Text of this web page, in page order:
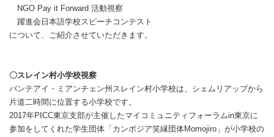
NGO Pay it Forward 活動視察
躍進会日本語学校スピーチコンテスト
について、ご紹介させていただきます。
〇スレイン村小学校視察
バンテアイ・ミアンチェン州スレイン村小学校は、シェムリアップから
片道二時間に位置する小学校です。
2017年PICC東京支部が主催したマイコミュニティフォーラムin東京に
参加をしてくれた学生団体「カンボジア笑縁団体Momojiro」が小学校の